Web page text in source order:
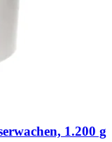
1.200 g